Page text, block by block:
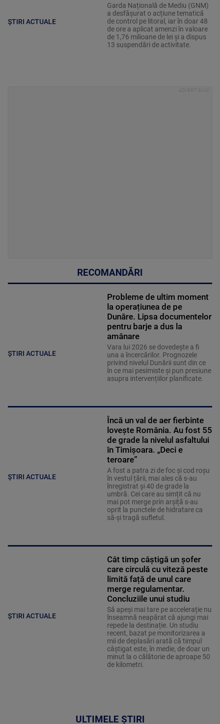
ȘTIRI ACTUALE
Garda Națională de Mediu (GNM)
a desfășurat o acțiune tematică
de control pe litoral, iar în doar 48
de ore a aplicat amenzi în valoare
de 1,76 milioane de lei și a dispus
13 suspendări de activitate.
RECOMANDĂRI
ȘTIRI ACTUALE
Probleme de ultim moment
la operațiunea de pe
Dunăre. Lipsa documentelor
pentru barje a dus la
amânare
Vara lui 2026 se dovedește a fi
una a încercărilor. Prognozele
privind nivelul Dunării sunt din ce
în ce mai pesimiste și pun presiune
asupra intervențiilor planificate.
ȘTIRI ACTUALE
Încă un val de aer fierbinte
lovește România. Au fost 55
de grade la nivelul asfaltului
în Timișoara. „Deci e
teroare”
A fost a patra zi de foc și cod roșu
în vestul țării, mai ales că s-au
înregistrat și 40 de grade la
umbră. Cei care au simțit că nu
mai pot merge prin arșiță s-au
oprit la punctele de hidratare ca
să-și tragă sufletul.
ȘTIRI ACTUALE
Cât timp câștigă un șofer
care circulă cu viteză peste
limită față de unul care
merge regulamentar.
Concluziile unui studiu
Să apeși mai tare pe accelerație nu
înseamnă neapărat că ajungi mai
repede la destinație. Un studiu
recent, bazat pe monitorizarea a
mii de deplasări arată că timpul
câștigat este, în medie, de doar un
minut la o călătorie de aproape 50
de kilometri.
ULTIMELE ȘTIRI